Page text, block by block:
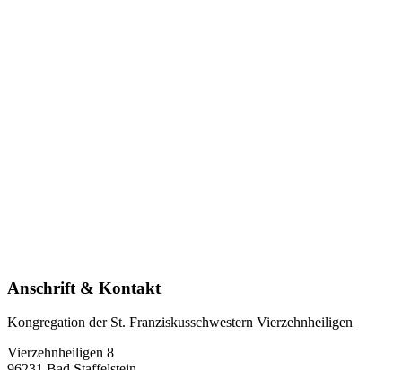
Anschrift & Kontakt
Kongregation der St. Franziskusschwestern Vierzehnheiligen
Vierzehnheiligen 8